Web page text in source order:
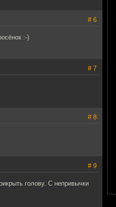
# 6
:-)
# 7
# 8
# 9
голову. С непривычки